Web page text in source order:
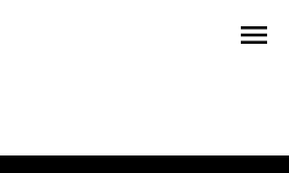
menu